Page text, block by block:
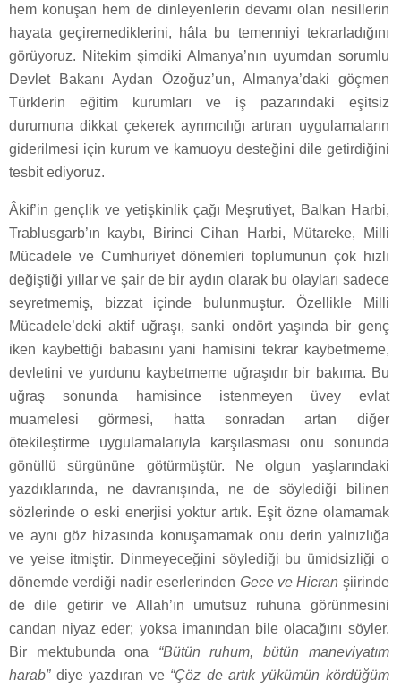
hem konuşan hem de dinleyenlerin devamı olan nesillerin
hayata geçiremediklerini, hâla bu temenniyi tekrarladığını
görüyoruz. Nitekim şimdiki Almanya’nın uyumdan sorumlu
Devlet Bakanı Aydan Özoğuz’un, Almanya’daki göçmen
Türklerin eğitim kurumları ve iş pazarındaki eşitsiz
durumuna dikkat çekerek ayrımcılığı artıran uygulamaların
giderilmesi için kurum ve kamuoyu desteğini dile getirdiğini
tesbit ediyoruz.
Âkif’in gençlik ve yetişkinlik çağı Meşrutiyet, Balkan Harbi,
Trablusgarb’ın kaybı, Birinci Cihan Harbi, Mütareke, Milli
Mücadele ve Cumhuriyet dönemleri toplumunun çok hızlı
değiştiği yıllar ve şair de bir aydın olarak bu olayları sadece
seyretmemiş, bizzat içinde bulunmuştur. Özellikle Milli
Mücadele’deki aktif uğraşı, sanki ondört yaşında bir genç
iken kaybettiği babasını yani hamisini tekrar kaybetmeme,
devletini ve yurdunu kaybetmeme uğraşıdır bir bakıma. Bu
uğraş sonunda hamisince istenmeyen üvey evlat
muamelesi görmesi, hatta sonradan artan diğer
ötekileştirme uygulamalarıyla karşılasması onu sonunda
gönüllü sürgününe götürmüştür. Ne olgun yaşlarındaki
yazdıklarında, ne davranışında, ne de söylediği bilinen
sözlerinde o eski enerjisi yoktur artık. Eşit özne olamamak
ve aynı göz hizasında konuşamamak onu derin yalnızlığa
ve yeise itmiştir. Dinmeyeceğini söylediği bu ümidsizliği o
dönemde verdiği nadir eserlerinden Gece ve Hicran şiirinde
de dile getirir ve Allah’ın umutsuz ruhuna görünmesini
candan niyaz eder; yoksa imanından bile olacağını söyler.
Bir mektubunda ona “Bütün ruhum, bütün maneviyatım
harab”diye yazdıran ve “Çöz de artık yükümün kördüğüm